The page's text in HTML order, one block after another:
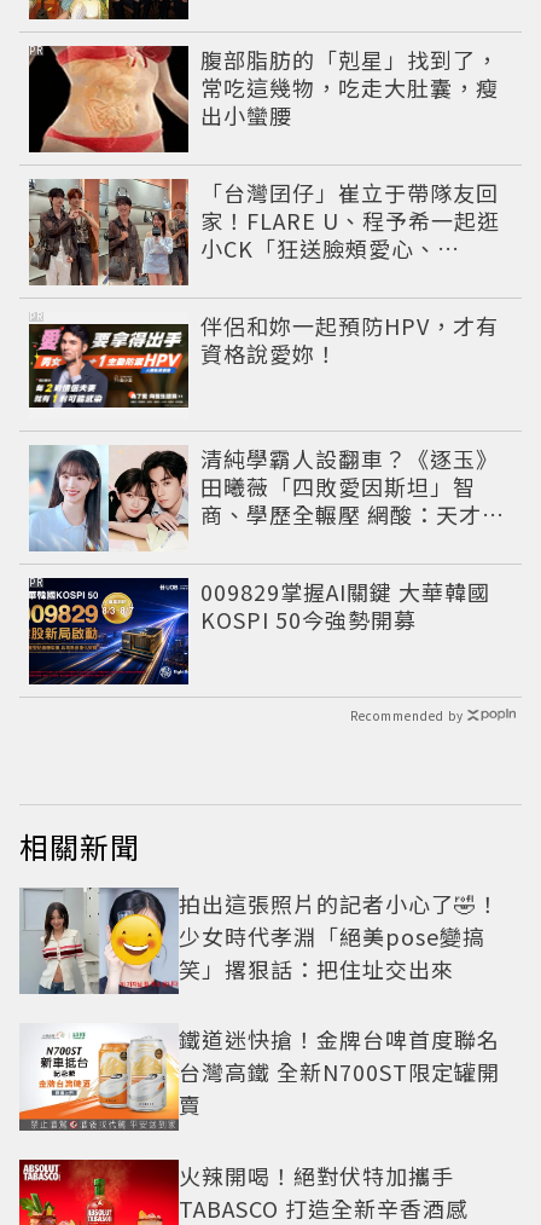
腹部脂肪的「剋星」找到了，
常吃這幾物，吃走大肚囊，瘦
出小蠻腰
PR
「台灣囝仔」崔立于帶隊友回
家！FLARE U、程予希一起逛
小CK「狂送臉頰愛心、
名單
伴侶和妳一起預防HPV，才有
資格說愛妳！
PR
清純學霸人設翻車？《逐玉》
田曦薇「四敗愛因斯坦」智
商、學歷全輾壓 網酸：天才全
009829掌握AI關鍵 大華韓國
KOSPI 50今強勢開募
PR
Recommended by
相關新聞
拍出這張照片的記者小心了🤣！
少女時代孝淵「絕美pose變搞
笑」撂狠話：把住址交出來
鐵道迷快搶！金牌台啤首度聯名
台灣高鐵 全新N700ST限定罐開
賣
火辣開喝！絕對伏特加攜手
TABASCO 打造全新辛香酒感